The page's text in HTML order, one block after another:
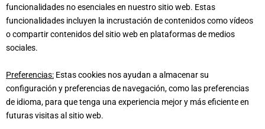
funcionalidades no esenciales en nuestro sitio web. Estas
funcionalidades incluyen la incrustación de contenidos como vídeos
o compartir contenidos del sitio web en plataformas de medios
sociales.
Preferencias: Estas cookies nos ayudan a almacenar su
configuración y preferencias de navegación, como las preferencias
de idioma, para que tenga una experiencia mejor y más eficiente en
futuras visitas al sitio web.